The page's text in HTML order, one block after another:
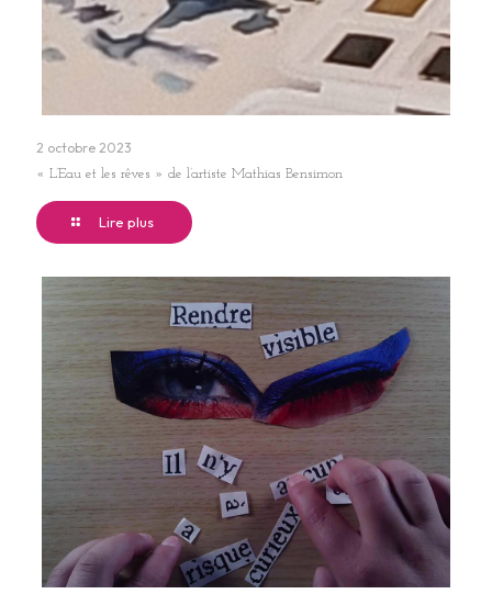
2 octobre 2023
« L’Eau et les rêves » de l’artiste Mathias Bensimon
Lire plus